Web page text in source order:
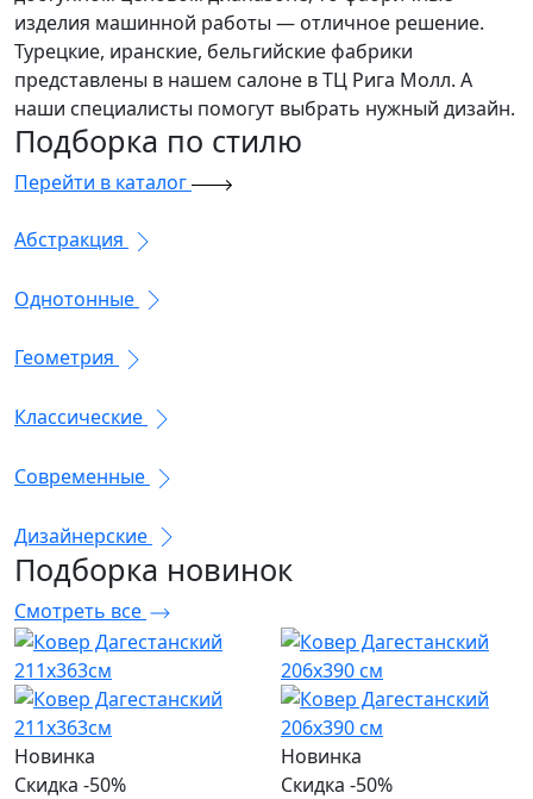
изделия машинной работы — отличное решение.
Турецкие, иранские, бельгийские фабрики
представлены в нашем салоне в ТЦ Рига Молл. А
наши специалисты помогут выбрать нужный дизайн.
Подборка по стилю
Перейти в каталог
Абстракция
Однотонные
Геометрия
Классические
Современные
Дизайнерские
Подборка новинок
Смотреть все
Новинка
Скидка -50%
Новинка
Скидка -50%